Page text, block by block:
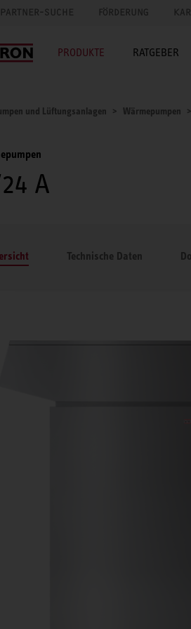
SUCHE FÖRDERUNG
PRODUKTE RATGEBER
und Lüftungsanlagen Wärmepumpen
A
Technische Daten